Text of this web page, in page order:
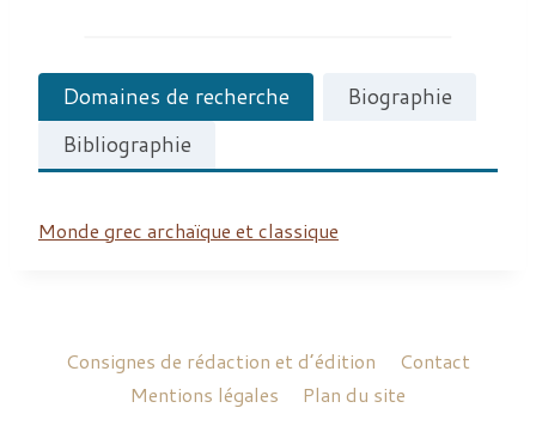
Domaines de recherche
Biographie
Bibliographie
Monde grec archaïque et classique
Consignes de rédaction et d’édition
Contact
Mentions légales
Plan du site